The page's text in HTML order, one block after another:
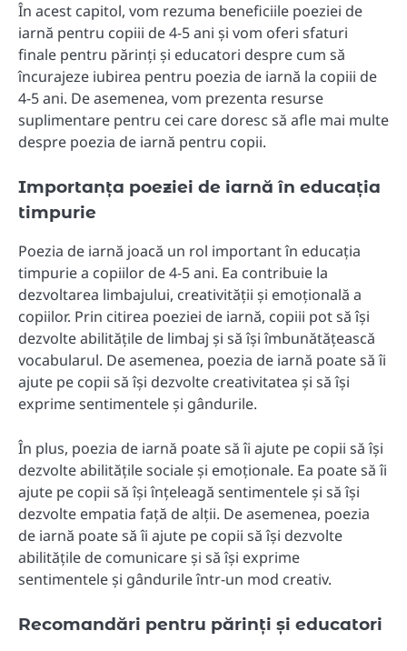
În acest capitol, vom rezuma beneficiile poeziei de
iarnă pentru copiii de 4-5 ani și vom oferi sfaturi
finale pentru părinți și educatori despre cum să
încurajeze iubirea pentru poezia de iarnă la copiii de
4-5 ani. De asemenea, vom prezenta resurse
suplimentare pentru cei care doresc să afle mai multe
despre poezia de iarnă pentru copii.
Importanța poeziei de iarnă în educația
timpurie
Poezia de iarnă joacă un rol important în educația
timpurie a copiilor de 4-5 ani. Ea contribuie la
dezvoltarea limbajului, creativității și emoțională a
copiilor. Prin citirea poeziei de iarnă, copiii pot să își
dezvolte abilitățile de limbaj și să își îmbunătățească
vocabularul. De asemenea, poezia de iarnă poate să îi
ajute pe copii să își dezvolte creativitatea și să își
exprime sentimentele și gândurile.
În plus, poezia de iarnă poate să îi ajute pe copii să își
dezvolte abilitățile sociale și emoționale. Ea poate să îi
ajute pe copii să își înțeleagă sentimentele și să își
dezvolte empatia față de alții. De asemenea, poezia
de iarnă poate să îi ajute pe copii să își dezvolte
abilitățile de comunicare și să își exprime
sentimentele și gândurile într-un mod creativ.
Recomandări pentru părinți și educatori